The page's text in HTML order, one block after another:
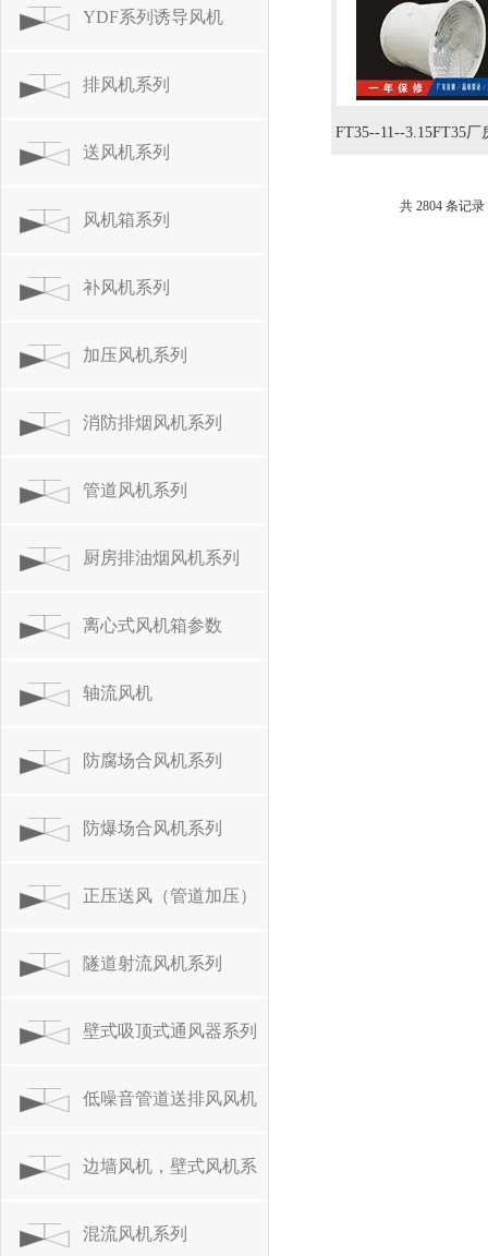
YDF系列诱导风机
排风机系列
送风机系列
风机箱系列
补风机系列
加压风机系列
消防排烟风机系列
管道风机系列
厨房排油烟风机系列
离心式风机箱参数
轴流风机
防腐场合风机系列
防爆场合风机系列
正压送风（管道加压）
风机系列
隧道射流风机系列
壁式吸顶式通风器系列
低噪音管道送排风风机
系列
边墙风机，壁式风机系
列
混流风机系列
FT35--11--3.15FT35厂
共 2804 条记